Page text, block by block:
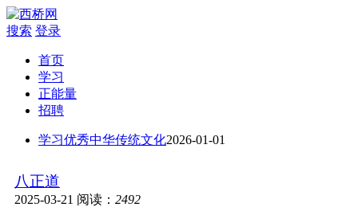
搜索 登录
首页
学习
正能量
招聘
学习优秀中华传统文化2026-01-01
八正道
2025-03-21 阅读： 2492